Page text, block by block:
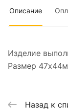
Описание
Изделие
Размер
Назад к